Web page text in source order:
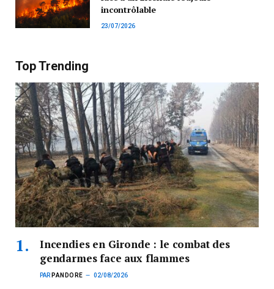
incontrôlable
23/07/2026
Top Trending
Incendies en Gironde : le combat des
gendarmes face aux flammes
PAR PANDORE 02/08/2026